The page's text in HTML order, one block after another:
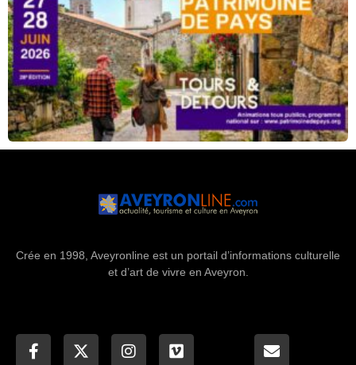
Crée en 1998, Aveyronline est un portail d’informations culturelle
et d’art de vivre en Aveyron.